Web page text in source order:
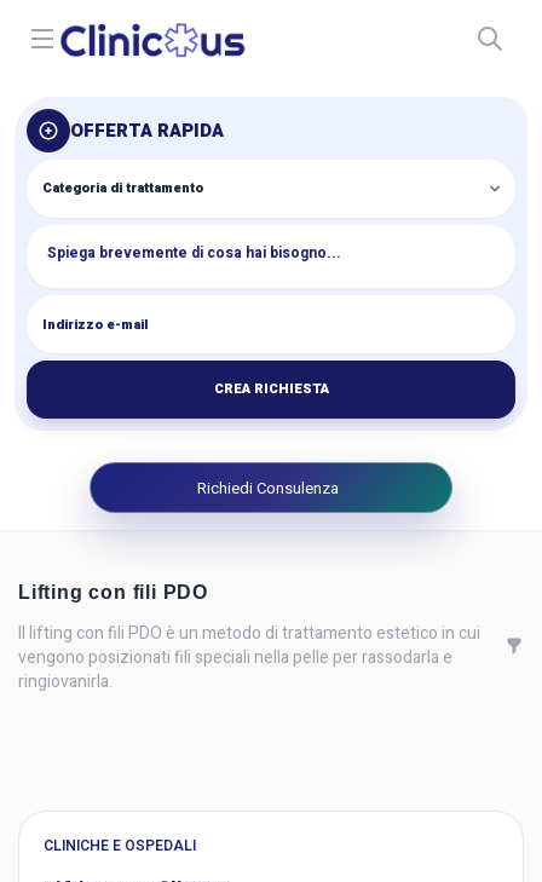
Open menu
OFFERTA RAPIDA
CREA RICHIESTA
Richiedi Consulenza
Lifting con fili PDO
Il lifting con fili PDO è un metodo di trattamento estetico in cui
vengono posizionati fili speciali nella pelle per rassodarla e
ringiovanirla.
CLINICHE E OSPEDALI